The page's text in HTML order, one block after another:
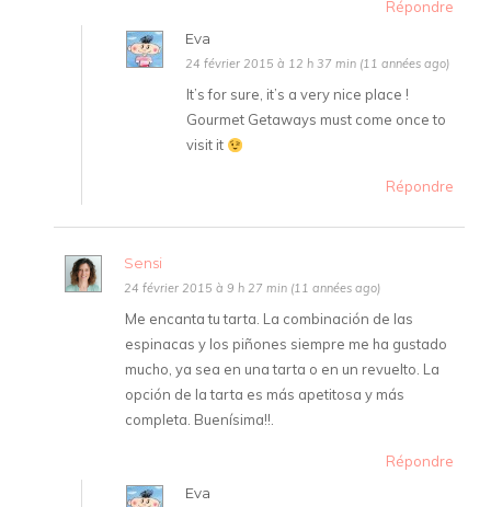
Répondre
Eva
24 février 2015 à 12 h 37 min (11 années ago)
It’s for sure, it’s a very nice place !
Gourmet Getaways must come once to
visit it
Répondre
Sensi
24 février 2015 à 9 h 27 min (11 années ago)
Me encanta tu tarta. La combinación de las
espinacas y los piñones siempre me ha gustado
mucho, ya sea en una tarta o en un revuelto. La
opción de la tarta es más apetitosa y más
completa. Buenísima!!.
Répondre
Eva